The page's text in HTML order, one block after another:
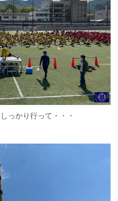
っかり行って・・・